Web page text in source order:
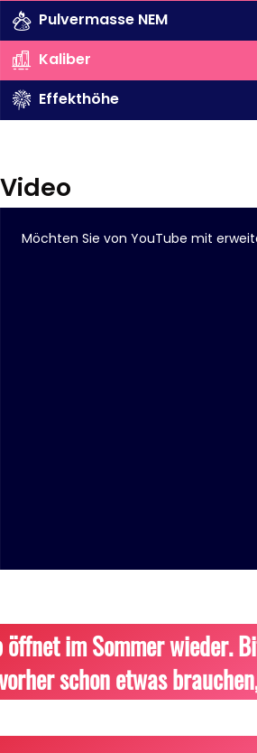
Pulvermasse NEM
Kaliber
Effekthöhe
Video
Möchten Sie vonYouTube mit
öffnet im Sommer wieder.
schon etwas